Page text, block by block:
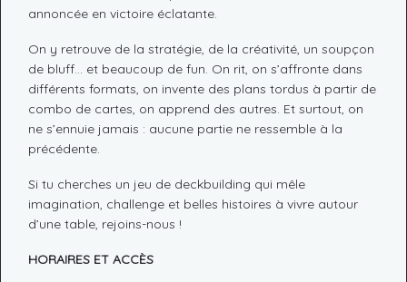
annoncée en victoire éclatante.
On y retrouve de la stratégie, de la créativité, un soupçon
de bluff… et beaucoup de fun. On rit, on s’affronte dans
différents formats, on invente des plans tordus à partir de
combo de cartes, on apprend des autres. Et surtout, on
ne s’ennuie jamais : aucune partie ne ressemble à la
précédente.
Si tu cherches un jeu de deckbuilding qui mêle
imagination, challenge et belles histoires à vivre autour
d’une table, rejoins-nous !
HORAIRES ET ACCÈS